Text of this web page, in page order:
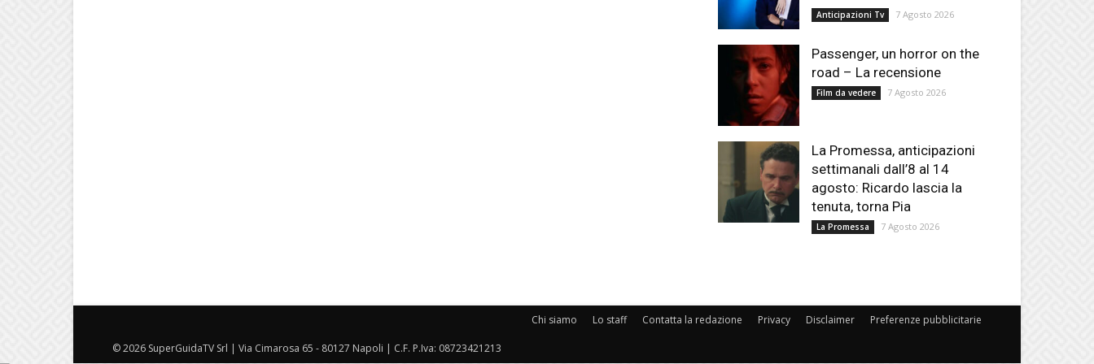
Anticipazioni Tv 7 Agosto 2026
Passenger, un horror on the
road – La recensione
Film da vedere 7 Agosto 2026
La Promessa, anticipazioni
settimanali dall’8 al 14
agosto: Ricardo lascia la
tenuta, torna Pia
La Promessa 7 Agosto 2026
Chi siamo Lo staff Contatta la redazione Privacy Disclaimer Preferenze pubblicitarie
© 2026 SuperGuidaTV Srl | Via Cimarosa 65 - 80127 Napoli | C.F. P.Iva: 08723421213